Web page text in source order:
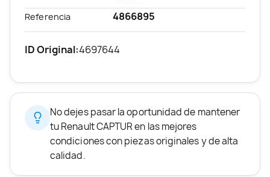
Referencia 4866895
ID Original:4697644
No dejes pasar la oportunidad de mantener
tu Renault CAPTUR en las mejores
condiciones con piezas originales y de alta
calidad.